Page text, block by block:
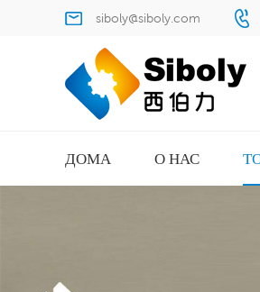
siboly@siboly.com
ДОМА О НАС